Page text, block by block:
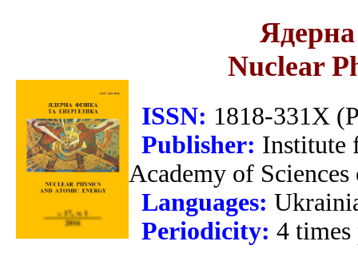
Ядерна
Nuclear
ISSN: 1818-331X
Publisher: Institute
Academy of
Languages:
Periodicity: 4 times